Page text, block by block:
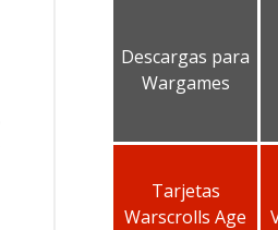
Descargas para
Wargames
Tarjetas
Warscrolls Age